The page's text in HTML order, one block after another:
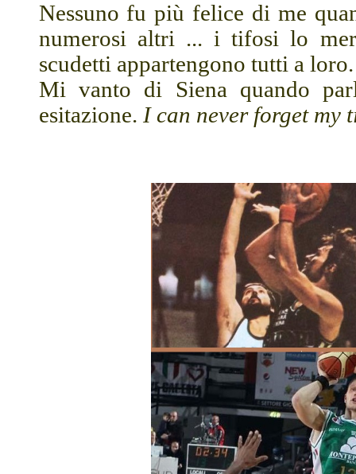
Nessuno fu più felice di me
numerosi altri ... i tifosi lo
scudetti appartengono tutti a loro.
Mi vanto di Siena quando
esitazione. I can never forget my